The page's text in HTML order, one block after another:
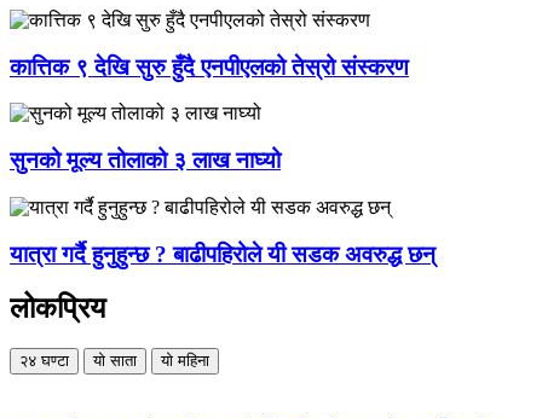
कात्तिक ९ देखि सुरु हुँदै एनपीएलको तेस्रो संस्करण
सुनको मूल्य तोलाको ३ लाख नाघ्यो
यात्रा गर्दै हुनुहुन्छ ? बाढीपहिरोले यी सडक अवरुद्ध छन्
लोकप्रिय
२४ घण्टा यो साता यो महिना